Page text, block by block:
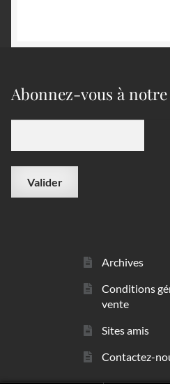
Abonnez-vous à
Archives
Conditions
vente
Sites amis
Contactez-